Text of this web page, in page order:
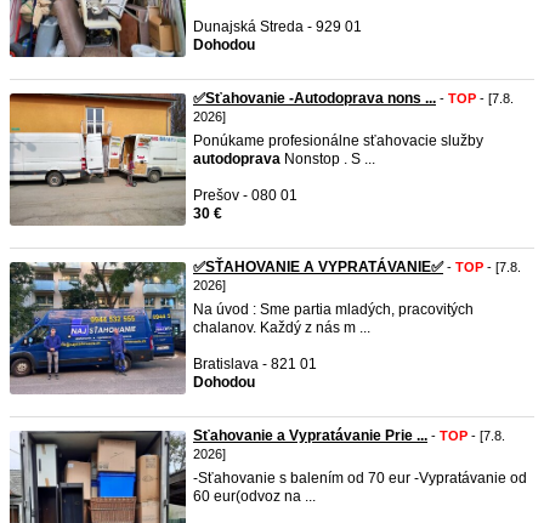
Dunajská Streda - 929 01
Dohodou
✅Sťahovanie -Autodoprava nons ... - TOP - [7.8.
2026]
Ponúkame profesionálne sťahovacie služby
autodoprava Nonstop . S ...
Prešov - 080 01
30 €
✅SŤAHOVANIE A VYPRATÁVANIE✅- TOP - [7.8.
2026]
Na úvod : Sme partia mladých, pracovitých
chalanov. Každý z nás m ...
Bratislava - 821 01
Dohodou
Sťahovanie a Vypratávanie Prie ... - TOP - [7.8.
2026]
-Sťahovanie s balením od 70 eur -Vypratávanie od
60 eur(odvoz na ...